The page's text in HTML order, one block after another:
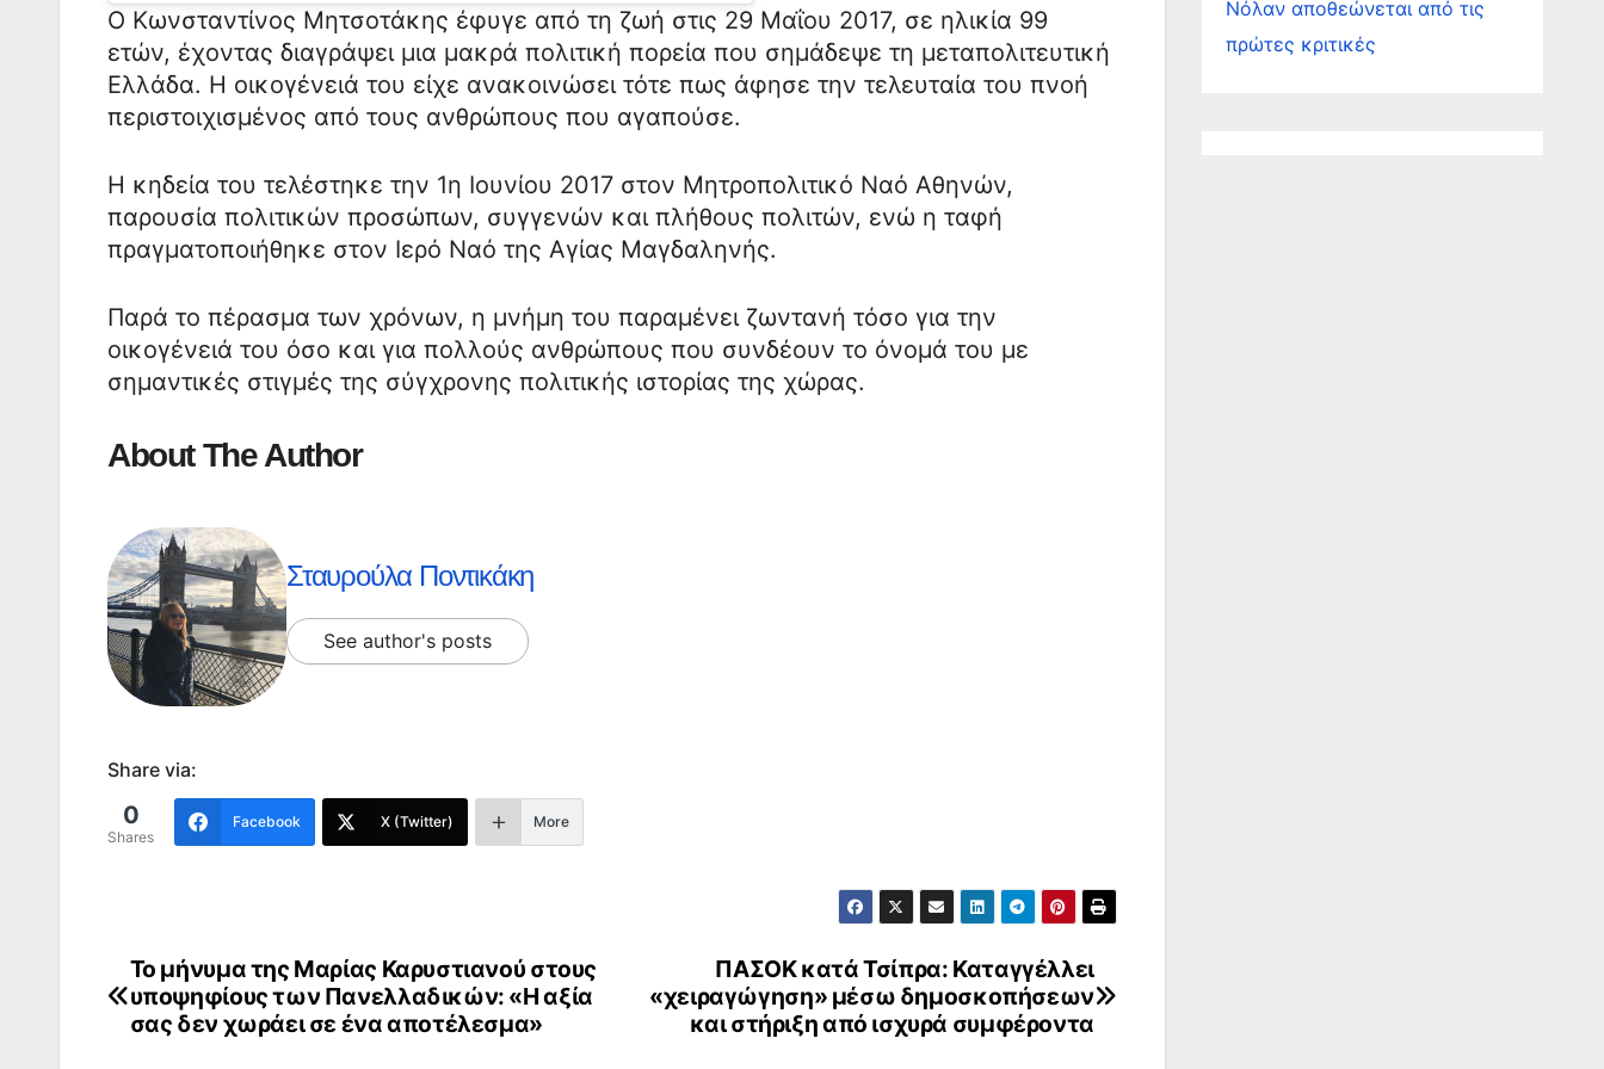
Ο Κωνσταντίνος Μητσοτάκης έφυγε από τη ζωή στις 29 Μαΐου 2017, σε ηλικία 99
ετών, έχοντας διαγράψει μια μακρά πολιτική πορεία που σημάδεψε τη μεταπολιτευτική
Ελλάδα. Η οικογένειά του είχε ανακοινώσει τότε πως άφησε την τελευταία του πνοή
περιστοιχισμένος από τους ανθρώπους που αγαπούσε.
Η κηδεία του τελέστηκε την 1η Ιουνίου 2017 στον Μητροπολιτικό Ναό Αθηνών,
παρουσία πολιτικών προσώπων, συγγενών και πλήθους πολιτών, ενώ η ταφή
πραγματοποιήθηκε στον Ιερό Ναό της Αγίας Μαγδαληνής.
Παρά το πέρασμα των χρόνων, η μνήμη του παραμένει ζωντανή τόσο για την
οικογένειά του όσο και για πολλούς ανθρώπους που συνδέουν το όνομά του με
σημαντικές στιγμές της σύγχρονης πολιτικής ιστορίας της χώρας.
About The Author
Σταυρούλα Ποντικάκη
See author's posts
Share via:
0
Shares
Facebook X (Twitter) More
Πλοήγηση
άρθρων
ΠΑΣΟΚ κατά Τσίπρα: Καταγγέλλει
«χειραγώγηση» μέσω δημοσκοπήσεων
και στήριξη από ισχυρά συμφέροντα
Το μήνυμα της Μαρίας Καρυστιανού στους
υποψηφίους των Πανελλαδικών: «Η αξία
σας δεν χωράει σε ένα αποτέλεσμα»
Νόλαν αποθεώνεται από τις
πρώτες κριτικές